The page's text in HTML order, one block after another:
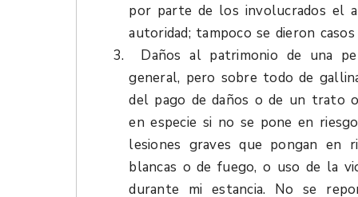
por parte de los involucrados el
autoridad; tampoco se dieron
Daños al patrimonio de una
general, pero sobre todo de
del pago de daños o de un trato
en especie si no se pone en
lesiones graves que pongan
blancas o de fuego, o uso de la
durante mi estancia. No se